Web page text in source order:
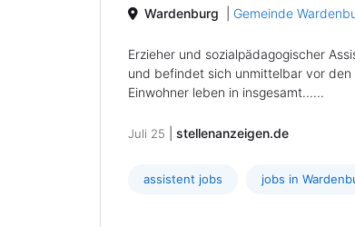
Wardenburg Gemeinde
Erzieher und sozialpädagogischer
und befindet sich unmittelbar vor den
Einwohner leben in insgesamt......
Juli 25 stellenanzeigen.de
assistent jobs jobs in